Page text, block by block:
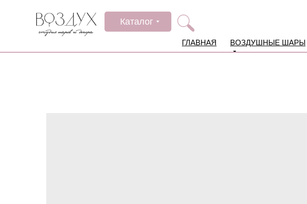
ВОЗДУШНЫЕ ШАРЫ
ГЛАВНАЯ
Каталог